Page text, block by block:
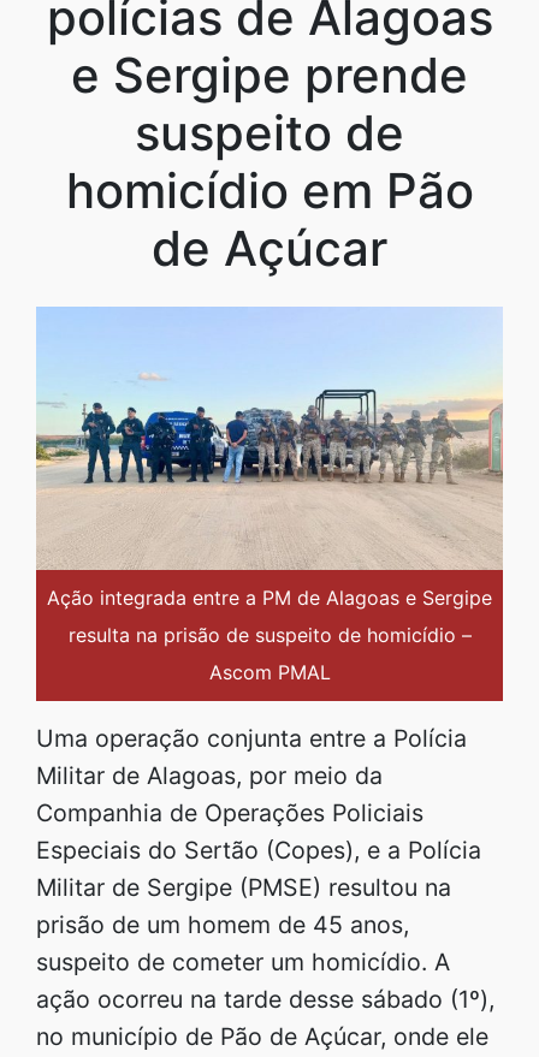
polícias de Alagoas
e Sergipe prende
suspeito de
homicídio em Pão
de Açúcar
Ação integrada entre a PM de Alagoas e Sergipe
resulta na prisão de suspeito de homicídio –
Ascom PMAL
Uma operação conjunta entre a Polícia
Militar de Alagoas, por meio da
Companhia de Operações Policiais
Especiais do Sertão (Copes), e a Polícia
Militar de Sergipe (PMSE) resultou na
prisão de um homem de 45 anos,
suspeito de cometer um homicídio. A
ação ocorreu na tarde desse sábado (1º),
no município de Pão de Açúcar, onde ele